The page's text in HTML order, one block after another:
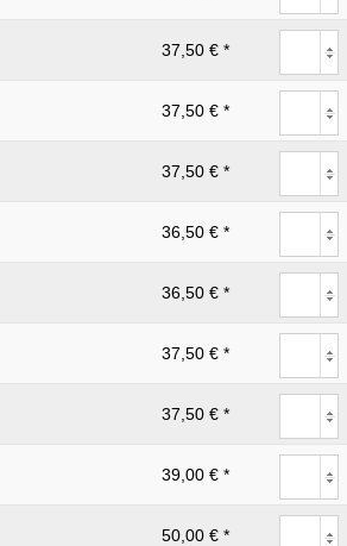
37,50 € *
37,50 € *
37,50 € *
36,50 € *
36,50 € *
37,50 € *
37,50 € *
39,00 € *
50,00 € *